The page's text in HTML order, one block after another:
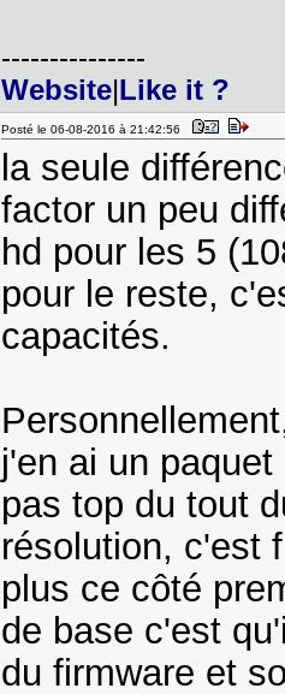
---------------
Website|Like it ?
Posté le 06-08-2016 à 21:42:56
la seule
factor un peu
hd pour les 5
pour le reste,
capacités.
j'en ai un
pas top du tout
résolution, c'est
plus ce côté
de base c'est
du firmware et